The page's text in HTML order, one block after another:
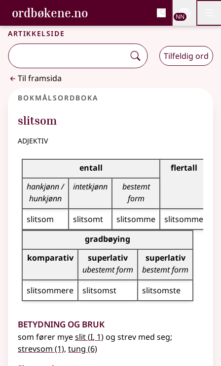
Gå til hovudinnhald
Tilgjenge
ordbøkene.no, Bokmålsordboka og
Bokmålsordboka og Nynorskordboka
NN
Artikkelside
Tilfeldig ord
Til framsida
Bokmålsordboka
slitsom
adjektiv
Bøyingstabell for dette adjektivet
entall
flertall
hankjønn /
hunkjønn
intetkjønn
bestemt
form
slitsom
slitsomt slitsomme
slitsomme
Bøyingstabell for dette adjektivet (gradbøying)
gradbøying
komparativ
superlativ
ubestemt form
superlativ
bestemt form
slitsommere
slitsomst slitsomste
Betydning og bruk
som fører myeslit(1
I, 1)og strev med seg;
strevsom (1), tung (6)